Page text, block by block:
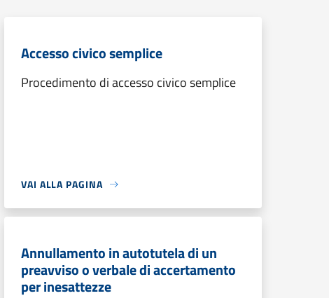
Accesso civico semplice
Procedimento di accesso civico semplice
VAI ALLA PAGINA
Annullamento in autotutela di un
preavviso o verbale di accertamento
per inesattezze